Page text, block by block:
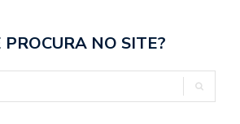
PROCURA NO SITE?